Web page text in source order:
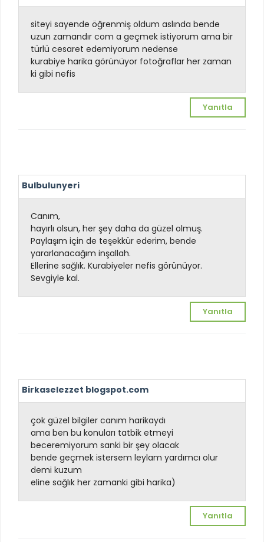
siteyi sayende öğrenmiş oldum aslında bende
uzun zamandır com a geçmek istiyorum ama bir
türlü cesaret edemiyorum nedense
kurabiye harika görünüyor fotoğraflar her zaman
ki gibi nefis
Yanıtla
Bulbulunyeri
Canım,
hayırlı olsun, her şey daha da güzel olmuş.
Paylaşım için de teşekkür ederim, bende
yararlanacağım inşallah.
Ellerine sağlık. Kurabiyeler nefis görünüyor.
Sevgiyle kal.
Yanıtla
Birkaselezzet blogspot.com
çok güzel bilgiler canım harikaydı
ama ben bu konuları tatbik etmeyi
beceremiyorum sanki bir şey olacak
bende geçmek istersem leylam yardımcı olur
demi kuzum
eline sağlık her zamanki gibi harika)
Yanıtla